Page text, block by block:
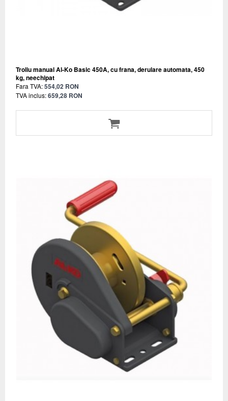
Troliu manual Al-Ko Basic 450A, cu frana, derulare automata, 450
kg, neechipat
Fara TVA:554,02 RON
TVA inclus:659,28 RON